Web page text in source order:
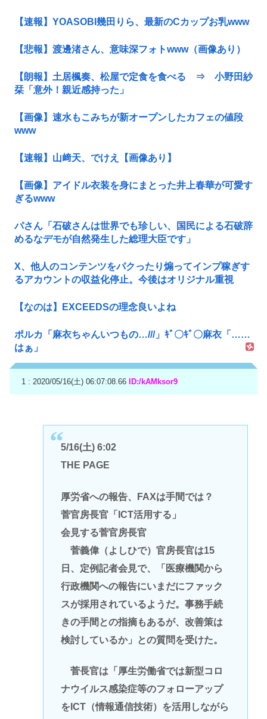
【速報】YOASOBI幾田りら、最新のCカップお乳www
【悲報】渡邊渚さん、意味深フォトwww（画像あり）
【朗報】土居楓奏、松屋で定食を食べる ⇒ 小野田紗
栞「意外！親近感持った」
【画像】速水もこみちが新オープンしたカフェの値段
www
【速報】山﨑天、でけえ【画像あり】
【画像】アイドル衣装を身にまとった井上春華が可愛す
ぎるwww
パさん「石破さんは世界でも珍しい、国民による石破辞
めるなデモが自然発生した総理大臣です」
X、他人のコンテンツをパクったり煽ってインプ稼ぎす
るアカウントの収益化停止。今後はオリジナル重視
【なのは】EXCEEDSの理念良いよね
ポルカ「麻衣ちゃんいつもの…///」ｷﾞ〇ｷﾞ〇麻衣「……
はぁ」
1 : 2020/05/16(土) 06:07:08.66 ID:/kAMksor9
5/16(土) 6:02
THE PAGE
厚労省への報告、FAXは手間では？
菅官房長官「ICT活用する」
会見する菅官房長官
菅義偉（よしひで）官房長官は15
日、定例記者会見で、「医療機関から
行政機関への報告にいまだにファック
スが採用されているようだ。事務手続
きの手間との指摘もあるが、改善策は
検討しているか」との質問を受けた。
菅長官は「厚生労働省では新型コロ
ナウイルス感染症等のフォローアップ
をICT（情報通信技術）を活用しながら